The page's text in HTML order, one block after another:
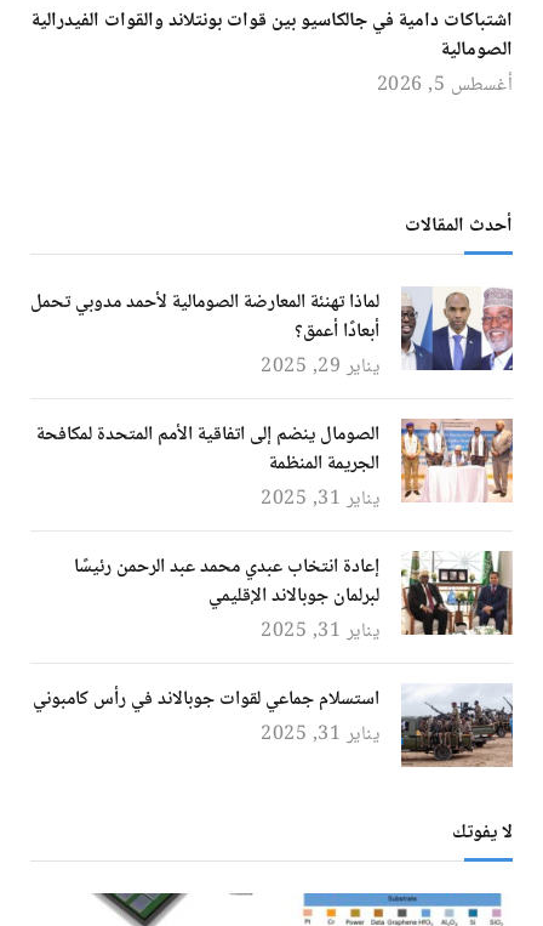
اشتباكات دامية في جالكاسيو بين قوات بونتلاند والقوات الفيدرالية
الصومالية
أغسطس 5, 2026
أحدث المقالات
لماذا تهنئة المعارضة الصومالية لأحمد مدوبي تحمل
أبعادًا أعمق؟
يناير 29, 2025
الصومال ينضم إلى اتفاقية الأمم المتحدة لمكافحة
الجريمة المنظمة
يناير 31, 2025
إعادة انتخاب عبدي محمد عبد الرحمن رئيسًا
لبرلمان جوبالاند الإقليمي
يناير 31, 2025
استسلام جماعي لقوات جوبالاند في رأس كامبوني
يناير 31, 2025
لا يفوتك